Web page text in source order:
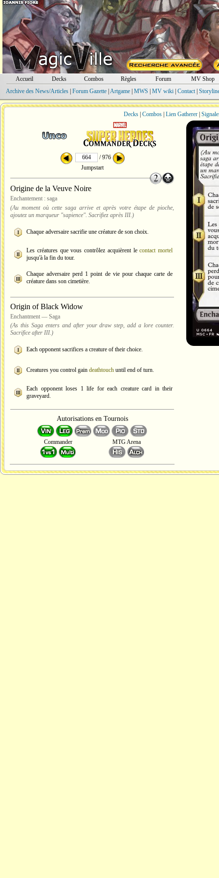
Accueil Decks Combos Règles Forum
MV Shop
Archive des News/Articles| Forum Gazette| Artgame| MWS MV wiki| Contact|
Decks| Combos| Lien Gatherer|
/ 976
Jumpstart
Origine de la Veuve Noire
Enchantement : saga
(Au moment où cette saga arrive et après votre étape de pioche,
ajoutez un marqueur "sapience". Sacrifiez après III.)
Chaque adversaire sacrifie une créature de son choix.
Les créatures que vous contrôlez acquièrent lecontact mortel
jusqu'à la fin du tour.
Chaque adversaire perd 1 point de vie pour chaque carte de
créature dans son cimetière.
Origin of Black Widow
Enchantment — Saga
(As this Saga enters and after your draw step, add a lore counter.
Sacrifice after III.)
Each opponent sacrifices a creature of their choice.
Creatures you control gain deathtouch until end of turn.
Each opponent loses 1 life for each creature card in their
graveyard.
Autorisations en Tournois
Commander MTG Arena